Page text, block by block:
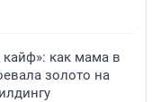
как мама в
золото на